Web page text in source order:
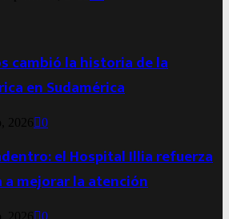
cambió la historia de la
en Sudamérica
2026 0
el Hospital Illia refuerza
a mejorar la atención
2026 0